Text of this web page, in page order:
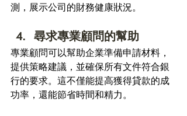
測，展示公司的財務健康狀況。
尋求專業顧問的幫助
專業顧問可以幫助企業準備申請材料，
提供策略建議，並確保所有文件符合銀
行的要求。這不僅能提高獲得貸款的成
功率，還能節省時間和精力。